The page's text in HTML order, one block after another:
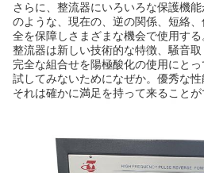
さらに、整流器にいろいろな保護機
のような、現在の、逆の関係、短絡
全を保障しさまざまな機会で使用する
整流器は新しい技術的な特徴、騒音
完全な組合せを陽極酸化の使用にと
試してみないためになぜか。優秀な性
それは確かに満足を持って来ることが